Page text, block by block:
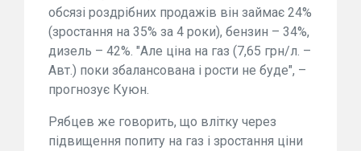
обсязі роздрібних продажів він займає 24%
(зростання на 35% за 4 роки), бензин – 34%,
дизель – 42%. "Але ціна на газ (7,65 грн/л. –
Авт.) поки збалансована і рости не буде", –
прогнозує Куюн.
Рябцев же говорить, що влітку через
підвищення попиту на газ і зростання ціни